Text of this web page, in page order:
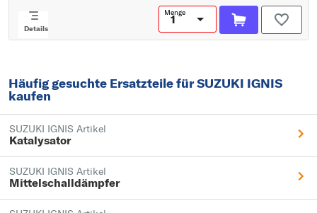
Details
Menge
Häufig gesuchte Ersatzteile für SUZUKI IGNIS
kaufen
SUZUKI IGNIS Artikel
Katalysator
SUZUKI IGNIS Artikel
Mittelschalldämpfer